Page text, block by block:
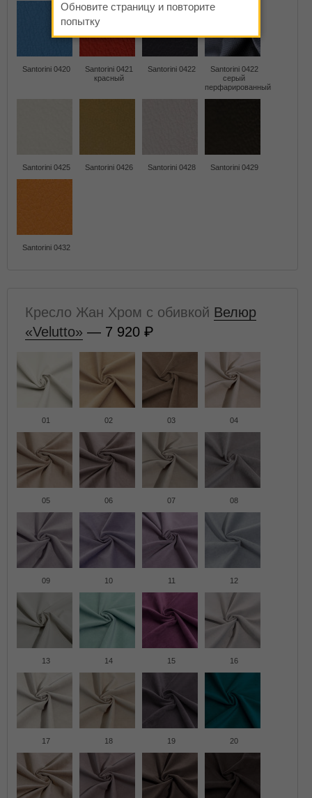
Santorini 0420
Santorini 0421
красный
Santorini 0422
Santorini 0422
серый
перфарированный
Santorini 0425 Santorini 0426 Santorini 0428 Santorini 0429
Santorini 0432
Кресло Жан Хром с обивкой Велюр
«Velutto» — 7 920
01 02 03 04
05 06 07 08
09 10 11 12
13 14 15 16
17 18 19 20
Обновите страницу и повторите
попытку